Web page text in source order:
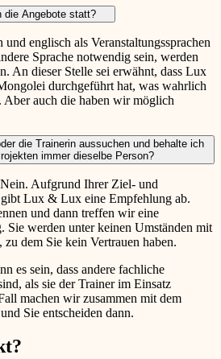
die Angebote statt?
englisch als Veranstaltungssprachen
Sprache notwendig sein, werden
An dieser Stelle sei erwähnt, dass Lux
durchgeführt hat, was wahrlich
Aber auch die haben wir möglich
die Trainerin aussuchen und behalte ich
immer dieselbe Person?
Aufgrund Ihrer Ziel- und
Lux & Lux eine Empfehlung ab.
und dann treffen wir eine
Sie werden unter keinen Umständen mit
dem Sie kein Vertrauen haben.
es sein, dass andere fachliche
als sie der Trainer im Einsatz
machen wir zusammen mit dem
Sie entscheiden dann.